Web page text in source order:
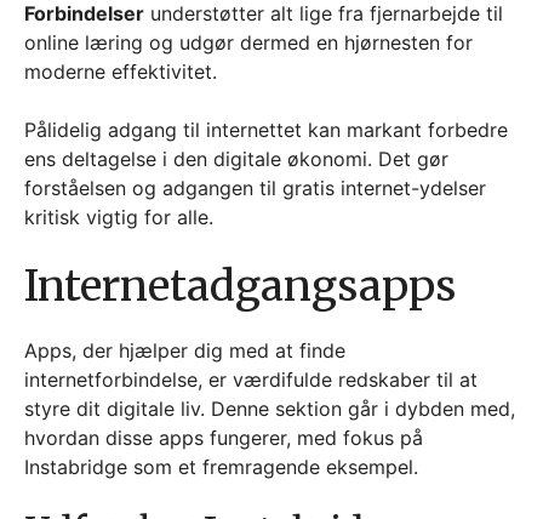
Forbindelser understøtter alt lige fra fjernarbejde til
online læring og udgør dermed en hjørnesten for
moderne effektivitet.
Pålidelig adgang til internettet kan markant forbedre
ens deltagelse i den digitale økonomi. Det gør
forståelsen og adgangen til gratis internet-ydelser
kritisk vigtig for alle.
Internetadgangsapps
Apps, der hjælper dig med at finde
internetforbindelse, er værdifulde redskaber til at
styre dit digitale liv. Denne sektion går i dybden med,
hvordan disse apps fungerer, med fokus på
Instabridge som et fremragende eksempel.